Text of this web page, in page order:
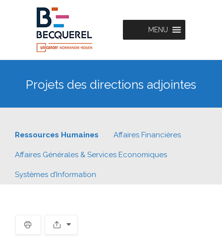
MENU
Projets des directions adjointes
Ressources Humaines Affaires Financières
Affaires Générales & Services Economiques
Systèmes d’Information